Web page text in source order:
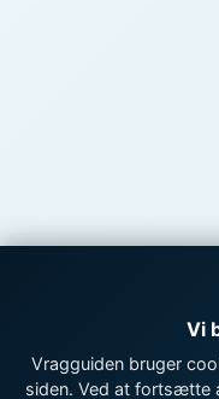
Vi
Vragguiden bruger
siden. Ved at fortsætte